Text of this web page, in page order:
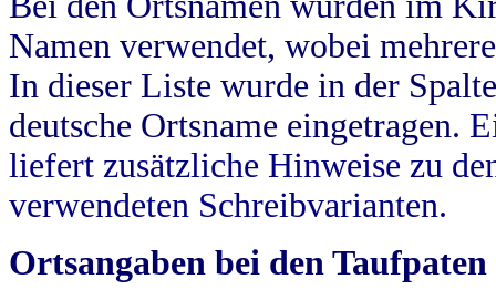
Namen verwendet, wobei
In dieser Liste wurde in der
deutsche Ortsname eingetragen.
liefert zusätzliche Hinweise zu
verwendeten Schreibvarianten.
Ortsangaben bei den Taufpaten